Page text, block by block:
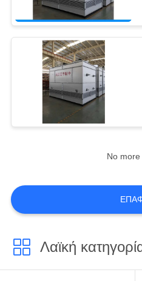
ΈΛΕΓΧΟΣ
ΜΑΣ
ΕΛΆΤΕ
ΕΠΑΦΉ
ΜΕ
ΖΗΤΉΣΤΕ
ΈΝΑ
ΑΠΌΣΠΑΣΜΑ
ψύξης
No
Λαϊκή